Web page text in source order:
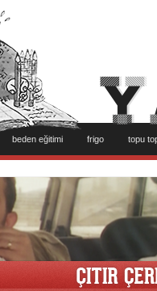
beden eğitimi frigo topu